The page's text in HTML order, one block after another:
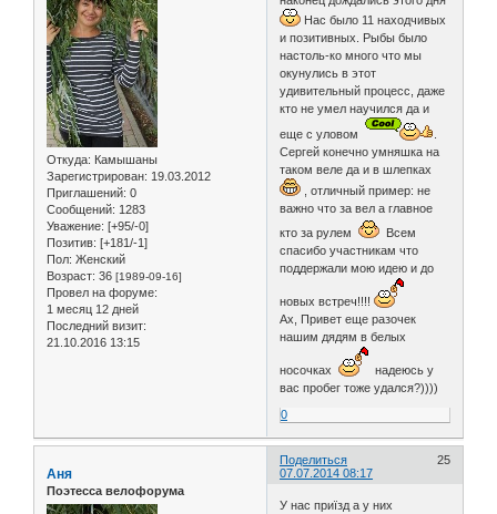
Откуда: Камышаны
Зарегистрирован: 19.03.2012
Приглашений: 0
Сообщений: 1283
Уважение: [+95/-0]
Позитив: [+181/-1]
Пол: Женский
Возраст: 36 [1989-09-16]
Провел на форуме:
1 месяц 12 дней
Последний визит:
21.10.2016 13:15
Нас было 11 находчивых
и позитивных. Рыбы было
настоль-ко много что мы
окунулись в этот
удивительный процесс, даже
кто не умел научился да и
еще с уловом
Сергей конечно умняшка на
таком веле да и в шлепках
, отличный пример: не
важно что за вел а главное
кто за рулем
Всем
спасибо участникам что
поддержали мою идею и до
новых встреч!!!!
Ах, Привет еще разочек
нашим дядям в белых
носочках
надеюсь у
вас пробег тоже удался?))))
0
Поделиться
25
07.07.2014 08:17
Аня
Поэтесса велофорума
У нас приїзд а у них